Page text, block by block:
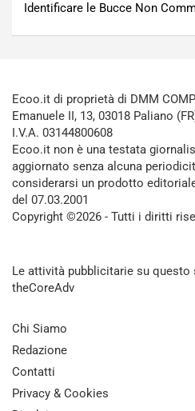
Identificare le Bucce Non
Ecoo.it di proprietà di DMM
Emanuele II, 13, 03018 Paliano
I.V.A. 03144800608
Ecoo.it non è una testata
aggiornato senza alcuna
considerarsi un prodotto
del 07.03.2001
Copyright ©2026 - Tutti i diritti
Le attività pubblicitarie su
theCoreAdv
Chi Siamo
Redazione
Contatti
Privacy & Cookies